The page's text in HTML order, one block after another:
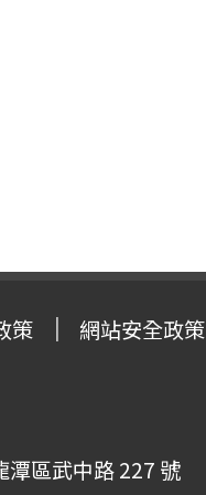
策 網站安全政策
區武中路 227 號